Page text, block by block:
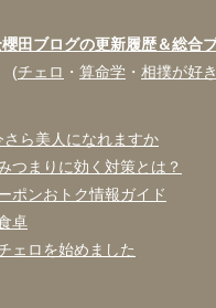
田ブログの更新履歴＆総合
(チェロ ・ 算命学 ・ 相撲が好き
さら美人になれますか
つまりに効く対策とは？
ポンおトク情報ガイド
卓
ェロを始めました